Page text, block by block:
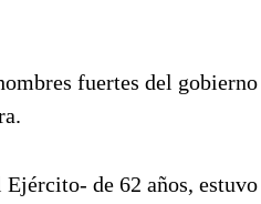
fuertes del
de 62 años, estuvo